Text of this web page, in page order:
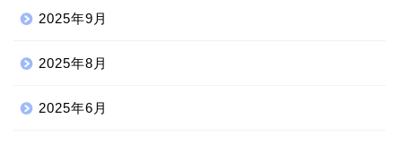
2025年9月
2025年8月
2025年6月